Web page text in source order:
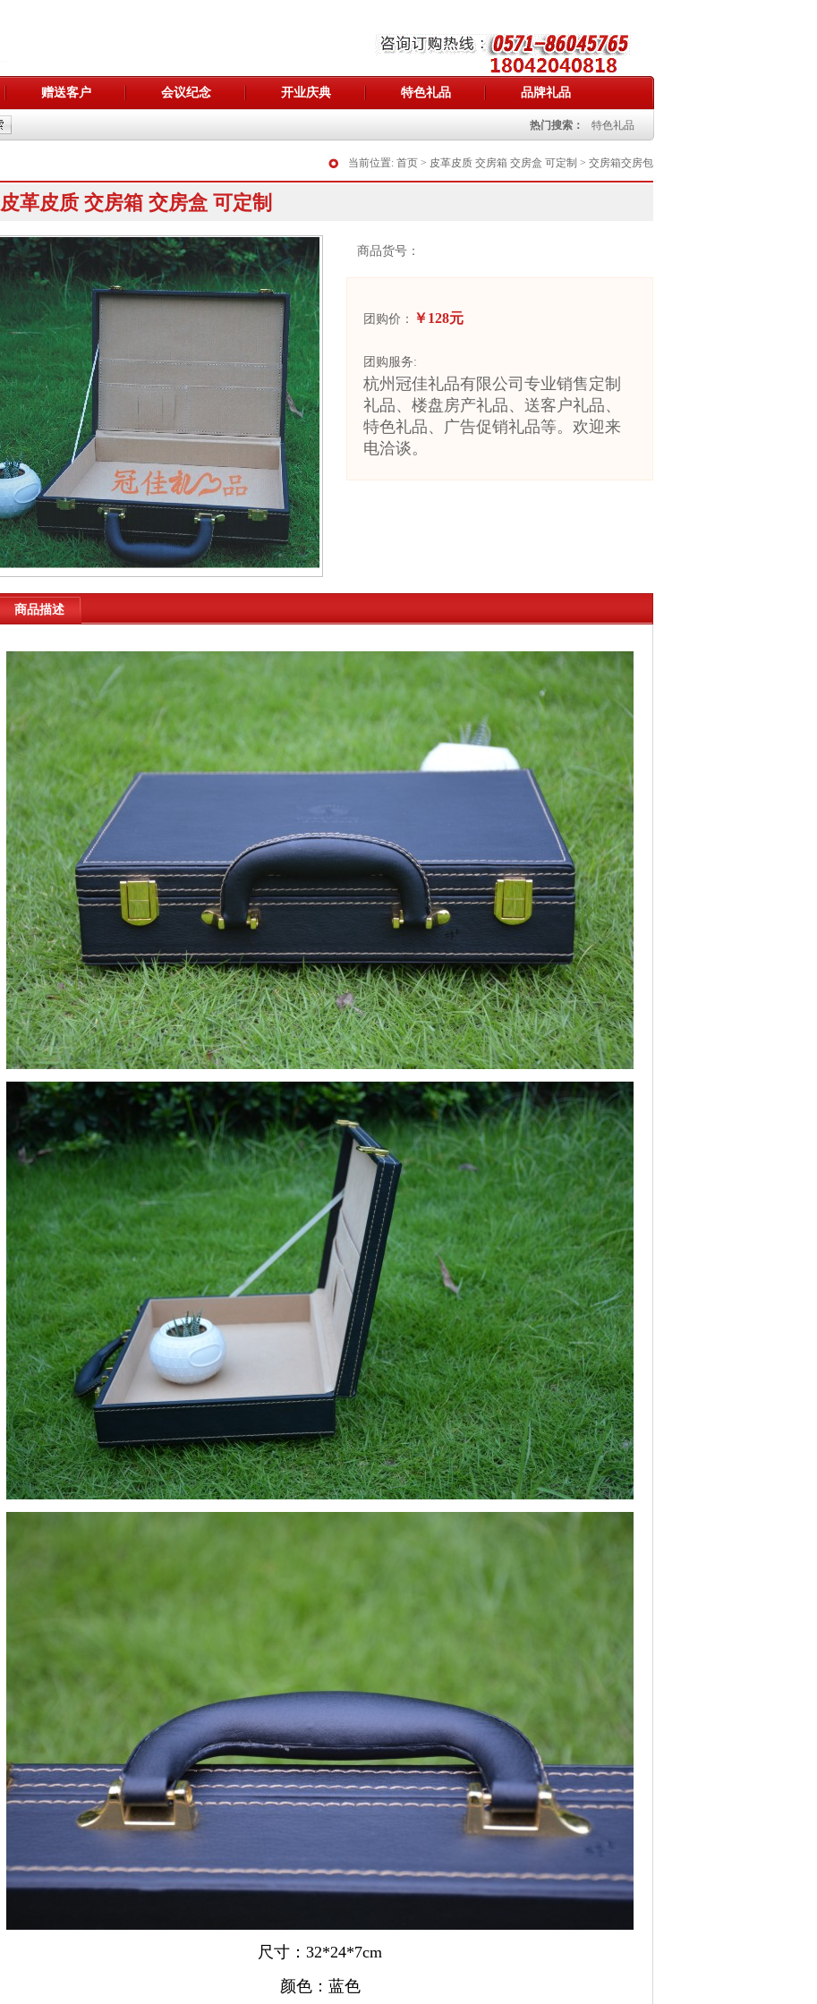
赠送客户 会议纪念 开业庆典 特色礼品 品牌礼品
热门搜索： 特色礼品
当前位置: 首页 > 皮革皮质 交房箱 交房盒 可定制 > 交房箱交房包
皮革皮质 交房箱 交房盒 可定制
商品货号：
团购价： ￥128元
团购服务:
杭州冠佳礼品有限公司专业销售定制
礼品、 楼盘房产礼品、送客户礼品、
特色礼品、广告促销礼品等。欢迎来
电洽谈。
商品描述
尺寸：32*24*7cm
颜色：蓝色